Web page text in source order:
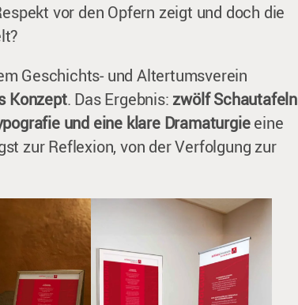
vor den Opfern zeigt und doch die
Geschichts- und Altertumsverein
Konzept. Das Ergebnis: zwölf Schautafeln
und eine klare Dramaturgieeine
zur Reflexion, von der Verfolgung zur